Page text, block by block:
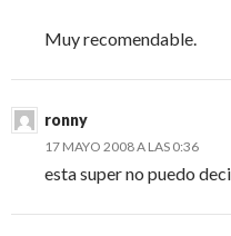
Muy recomendable.
ronny
17 MAYO 2008 A LAS 0:36
esta super no puedo